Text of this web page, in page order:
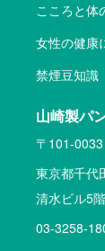
こころと体
女性の健康
禁煙豆知識
山崎製パ
〒101-0033
東京都千代
清水ビル5階
03-3258-